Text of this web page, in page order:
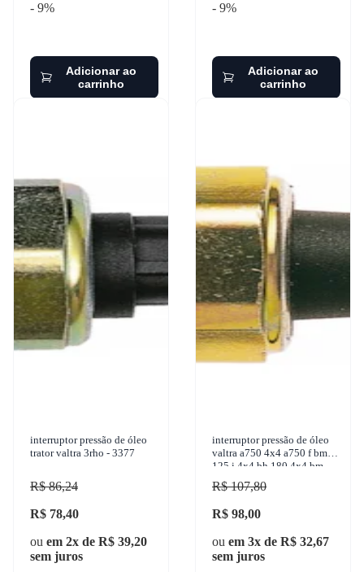
- 9%
Adicionar ao
carrinho
- 9%
Adicionar ao
carrinho
interruptor pressão de óleo
trator valtra 3rho - 3377
R$ 86,24
R$ 78,40
ou em 2x de R$ 39,20
sem juros
interruptor pressão de óleo
valtra a750 4x4 a750 f bm
125 i 4x4 bh 180 4x4 bm
110 4x4 1950-2017 3-rho -
3332
R$ 107,80
R$ 98,00
ou em 3x de R$ 32,67
sem juros